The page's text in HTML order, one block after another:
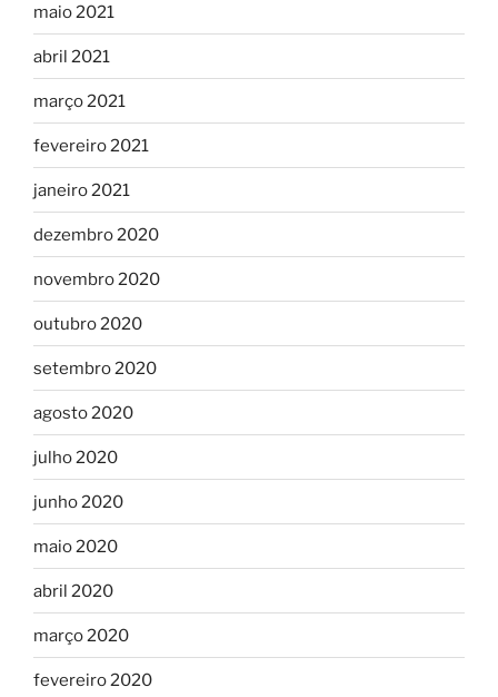
maio 2021
abril 2021
março 2021
fevereiro 2021
janeiro 2021
dezembro 2020
novembro 2020
outubro 2020
setembro 2020
agosto 2020
julho 2020
junho 2020
maio 2020
abril 2020
março 2020
fevereiro 2020